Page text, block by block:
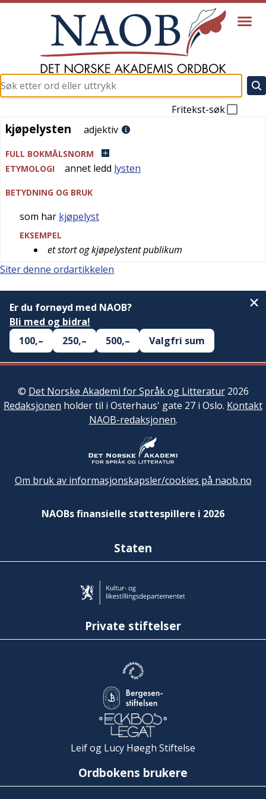
Fritekst-søk
kjøpelysten
kjøpelysten adjektiv
FULL BOKMÅLSNORM
ETYMOLOGI
annet ledd lysten
BETYDNING OG BRUK
som har kjøpelyst
EKSEMPEL
et stort og kjøpelystent publikum
Siter denne ordartikkelen
Er du fornøyd med NAOB?
Bli med og bidra!
100,–
250,– 500,– Valgfri sum
© Det Norske Akademi for Språk og Litteratur2026
Redaksjonen holder til i Osterhaus' gate 27 i Oslo. Kontakt
NAOB-redaksjonen.
Om bruk av informasjonskapsler/cookies på naob.no
NAOBs finansielle støttespillere i 2026
Staten
Private stiftelser
Leif og Lucy Høegh Stiftelse
Ordbokens brukere